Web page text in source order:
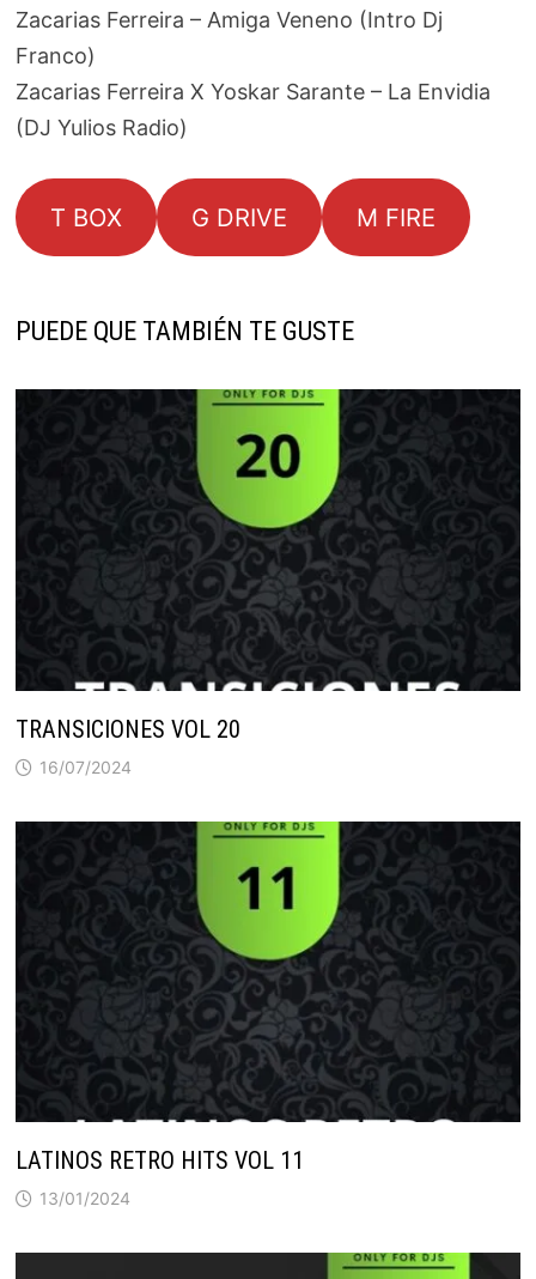
Zacarias Ferreira – Amiga Veneno (Intro Dj
Franco)
Zacarias Ferreira X Yoskar Sarante – La Envidia
(DJ Yulios Radio)
T BOX G DRIVE M FIRE
PUEDE QUE TAMBIÉN TE GUSTE
TRANSICIONES VOL 20
16/07/2024
LATINOS RETRO HITS VOL 11
13/01/2024